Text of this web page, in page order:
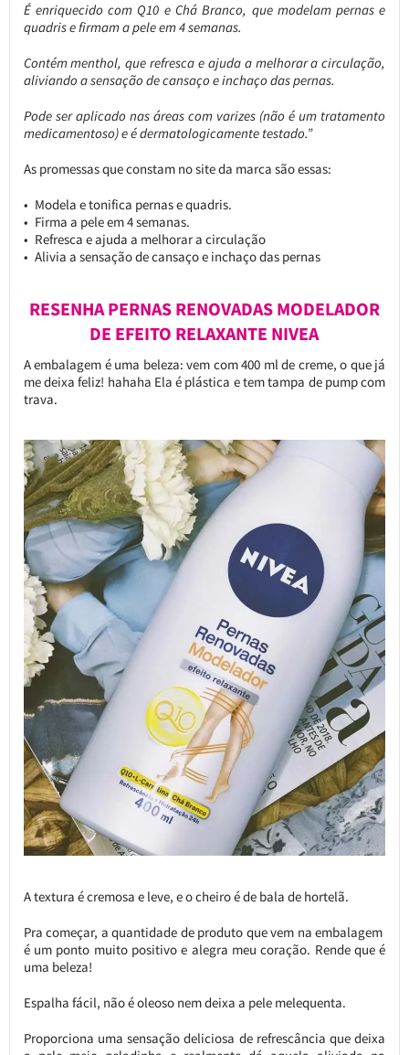
É enriquecido com Q10 e Chá Branco, que modelam pernas e
quadris e firmam a pele em 4 semanas.
Contém menthol, que refresca e ajuda a melhorar a circulação,
aliviando a sensação de cansaço e inchaço das pernas.
Pode ser aplicado nas áreas com varizes (não é um tratamento
medicamentoso) e é dermatologicamente testado.”
As promessas que constam no site da marca são essas:
Modela e tonifica pernas e quadris.
Firma a pele em 4 semanas.
Refresca e ajuda a melhorar a circulação
Alivia a sensação de cansaço e inchaço das pernas
RESENHA PERNAS RENOVADAS MODELADOR
DE EFEITO RELAXANTE NIVEA
A embalagem é uma beleza: vem com 400 ml de creme, o que já
me deixa feliz! hahaha Ela é plástica e tem tampa de pump com
trava.
A textura é cremosa e leve, e o cheiro é de bala de hortelã.
Pra começar, a quantidade de produto que vem na embalagem
é um ponto muito positivo e alegra meu coração. Rende que é
uma beleza!
Espalha fácil, não é oleoso nem deixa a pele melequenta.
Proporciona uma sensação deliciosa de refrescância que deixa